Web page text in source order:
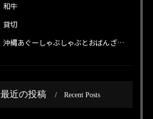
和牛
貸切
沖縄あぐーしゃぶしゃぶとおばんざいのお店 神威 カムイ
最近の投稿 Recent Posts